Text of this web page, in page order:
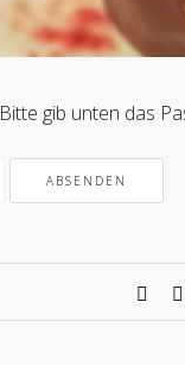
gib unten das